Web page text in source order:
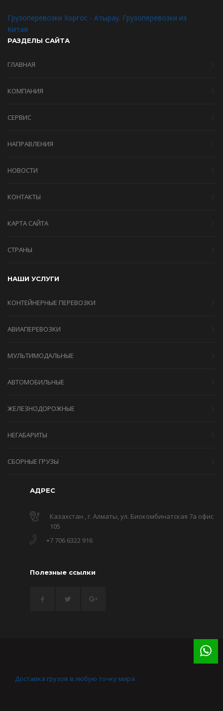
Грузоперевозки Хоргос - Атырау. Грузоперевозки из
Китая
РАЗДЕЛЫ САЙТА
ГЛАВНАЯ
КОМПАНИЯ
СЕРВИС
НАПРАВЛЕНИЯ
НОВОСТИ
КОНТАКТЫ
КАРТА САЙТА
СТРАНЫ
НАШИ УСЛУГИ
КОНТЕЙНЕРНЫЕ ПЕРЕВОЗКИ
АВИАПЕРЕВОЗКИ
МУЛЬТИМОДАЛЬНЫЕ
АВТОМОБИЛЬНЫЕ
ЖЕЛЕЗНОДОРОЖНЫЕ
НЕГАБАРИТЫ
СБОРНЫЕ ГРУЗЫ
АДРЕС
Казахстан , г. Алматы, ул. Биокомбинатская 7а офис
105
+7 706 6322 916
Полезные ссылки
Доставка грузов в любую точку мира